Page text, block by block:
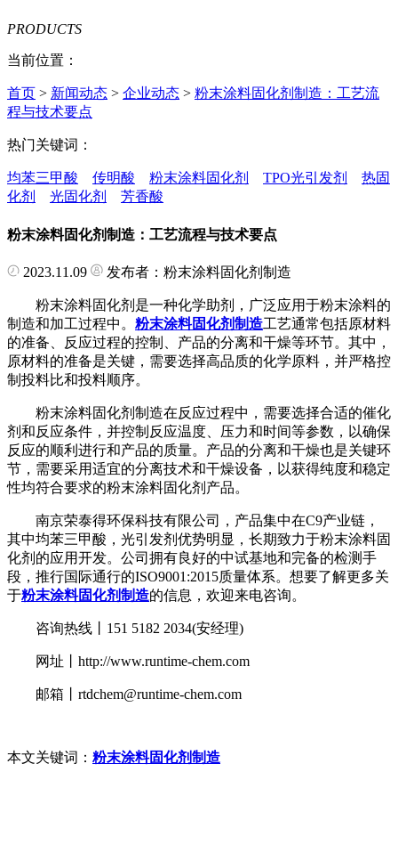
PRODUCTS
当前位置：
首页 > 新闻动态 > 企业动态 > 粉末涂料固化剂制造：工艺流
程与技术要点
热门关键词：
均苯三甲酸 传明酸 粉末涂料固化剂 TPO光引发剂
热固
化剂
光固化剂 芳香酸
粉末涂料固化剂制造：工艺流程与技术要点
2023.11.09 发布者：粉末涂料固化剂制造
粉末涂料固化剂是一种化学助剂，广泛应用于粉末涂料的
制造和加工过程中。 粉末涂料固化剂制造工艺通常包括原材料
的准备、反应过程的控制、产品的分离和干燥等环节。其中，
原材料的准备是关键，需要选择高品质的化学原料，并严格控
制投料比和投料顺序。
粉末涂料固化剂制造在反应过程中，需要选择合适的催化
剂和反应条件，并控制反应温度、压力和时间等参数，以确保
反应的顺利进行和产品的质量。产品的分离和干燥也是关键环
节，需要采用适宜的分离技术和干燥设备，以获得纯度和稳定
性均符合要求的粉末涂料固化剂产品。
南京荣泰得环保科技有限公司，产品集中在C9产业链，
其中均苯三甲酸，光引发剂优势明显，长期致力于粉末涂料固
化剂的应用开发。公司拥有良好的中试基地和完备的检测手
段，推行国际通行的ISO9001:2015质量体系。想要了解更多关
于粉末涂料固化剂制造的信息，欢迎来电咨询。
咨询热线丨151 5182 2034(安经理)
网址丨http://www.runtime-chem.com
邮箱丨rtdchem@runtime-chem.com
本文关键词： 粉末涂料固化剂制造